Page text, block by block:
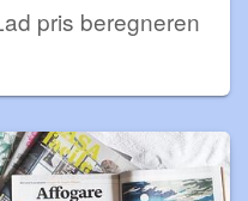
pris beregneren